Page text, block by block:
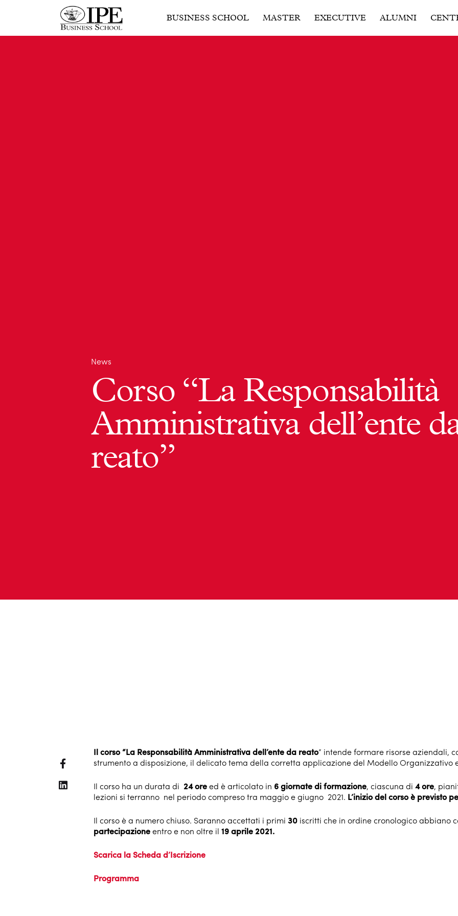
BUSINESS SCHOOL MASTER EXECUTIVE ALUMNI
News
Corso “La Responsabilità
Amministrativa dell’ente
reato”
Il corso “La Responsabilità Amministrativa dell’ente da reato” intende formare risorse aziendali,
strumento a disposizione, il delicato tema della corretta applicazione del Modello Organizzativo
Il corso ha un durata di 24 ore ed è articolato in 6 giornate di formazione, ciascuna di 4 ore,
lezioni si terranno nel periodo compreso tra maggio e giugno 2021. L’inizio del corso è previsto
Il corso è a numero chiuso. Saranno accettati i primi 30 iscritti che in ordine cronologico abbiano
partecipazione entro e non oltre il 19 aprile 2021.
Scarica la Scheda d’Iscrizione
Programma